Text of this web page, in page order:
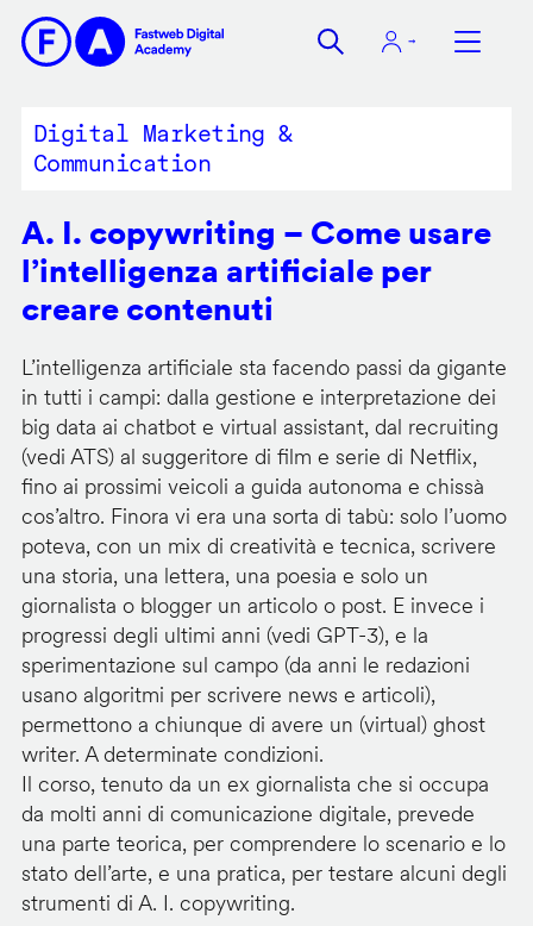
contenuto
Digital Marketing &
Communication
A. I. copywriting – Come usare
l’intelligenza artificiale per
creare contenuti
L’intelligenza artificiale sta facendo passi da gigante
in tutti i campi: dalla gestione e interpretazione dei
big data ai chatbot e virtual assistant, dal recruiting
(vedi ATS) al suggeritore di film e serie di Netflix,
fino ai prossimi veicoli a guida autonoma e chissà
cos’altro. Finora vi era una sorta di tabù: solo l’uomo
poteva, con un mix di creatività e tecnica, scrivere
una storia, una lettera, una poesia e solo un
giornalista o blogger un articolo o post. E invece i
progressi degli ultimi anni (vedi GPT-3), e la
sperimentazione sul campo (da anni le redazioni
usano algoritmi per scrivere news e articoli),
permettono a chiunque di avere un (virtual) ghost
writer. A determinate condizioni.
Il corso, tenuto da un ex giornalista che si occupa
da molti anni di comunicazione digitale, prevede
una parte teorica, per comprendere lo scenario e lo
stato dell’arte, e una pratica, per testare alcuni degli
strumenti di A. I. copywriting.